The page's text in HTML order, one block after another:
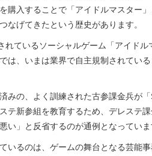
購入することで「アイドルマスター
なげてきたという歴史があります。
ているソーシャルゲーム「アイドル
は、いまは業界で自主規制されてい
みの、よく訓練された古参課金兵が
テ新参組を教育するため、デレステ
い」と反省するのが通例となっていま
いるのは、ゲームの舞台となる芸能